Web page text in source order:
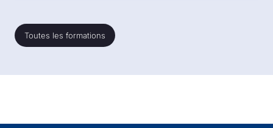
Toutes les formations
Toutes les formations